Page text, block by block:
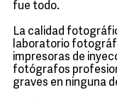
fue todo.
La calidad
laboratorio
impresoras de
fotógrafos
graves en ninguna